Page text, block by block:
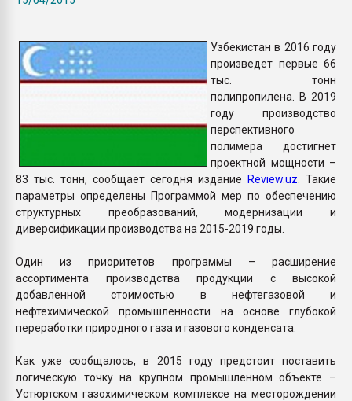
ПЕРЕЙТИ НА
Узбекистан в 2016 году
произведет первые 66
тыс. тонн
полипропилена. В 2019
году производство
перспективного
полимера достигнет
проектной мощности –
83 тыс. тонн, сообщает сегодня издание Review.uz . Такие
параметры определены Программой мер по обеспечению
структурных преобразований, модернизации и
диверсификации производства на 2015-2019 годы.
Один из приоритетов программы – расширение
ассортимента производства продукции с высокой
добавленной стоимостью в нефтегазовой и
нефтехимической промышленности на основе глубокой
переработки природного газа и газового конденсата.
Как уже сообщалось, в 2015 году предстоит поставить
логическую точку на крупном промышленном объекте –
Устюртском газохимическом комплексе на месторождении